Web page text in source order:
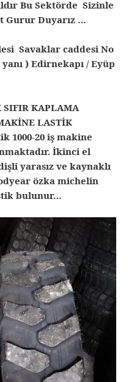
Bu Sektörde Sizinle
Gurur Duyarız …
Savaklar caddesi No
) Edirnekapı / Eyüp
KAPLAMA
LASTİK
1000-20 iş makine
İkinci el
yarasız ve kaynaklı
özka michelin
bulunur…